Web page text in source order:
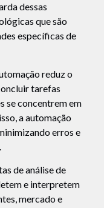
dessas
que são
específicas de
reduz o
tarefas
se concentrem em
a automação
erros e
de análise de
e interpretem
mercado e